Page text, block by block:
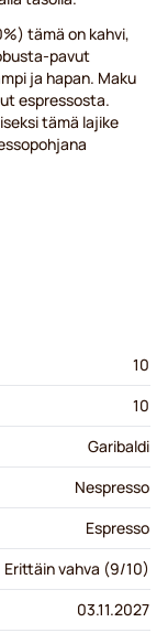
tämä on kahvi,
pavut
ja hapan. Maku
espressosta.
tämä lajike
10
10
Garibaldi
Nespresso
Espresso
Erittäin vahva (9/10)
03.11.2027